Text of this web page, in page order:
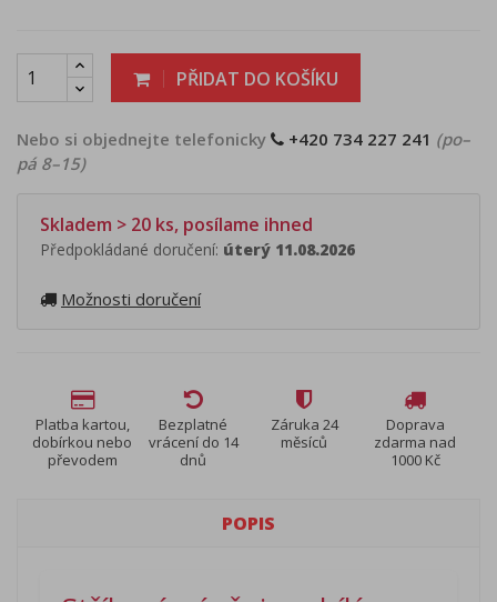
PŘIDAT DO KOŠÍKU
Nebo si objednejte telefonicky +420 734 227 241 (po–
pá 8–15)
Skladem > 20 ks, posílame ihned
Předpokládané doručení: úterý 11.08.2026
Možnosti doručení
Platba kartou,
dobírkou nebo
převodem
Bezplatné
vrácení do 14
dnů
Záruka 24
měsíců
Doprava
zdarma nad
1000 Kč
POPIS